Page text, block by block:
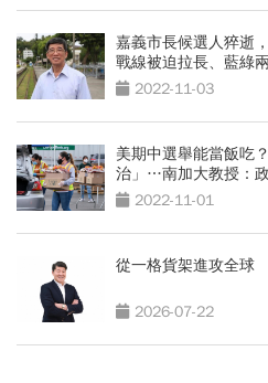
嘉義市長候選人猝逝
戰線被迫拉長、藍綠
2022-11-03
美期中選舉能當飯吃
治」…南加大教授：
2022-11-01
從一格貨架進攻全球
2026-07-22